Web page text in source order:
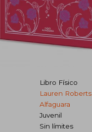
Libro Físico
Lauren Roberts
Alfaguara
Juvenil
Sin límites